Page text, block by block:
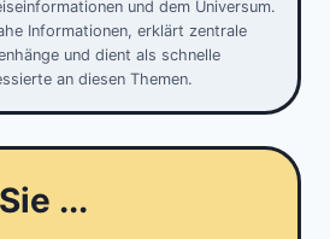
und dem Universum.
Informationen, erklärt zentrale
und dient als schnelle
an diesen Themen.
...